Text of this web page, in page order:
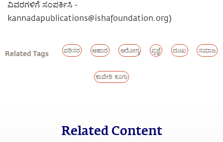
ವಿವರಗಳಿಗೆ ಸಂಪರ್ಕಿಸಿ -
kannadapublications@ishafoundation.org)
Related Tags ಪರಿಸರ ಆಹಾರ ಆರೋಗ್ಯ ಪ್ರಜ್ಞೆ ದುಃಖ ಸಮಾಜ
ಕಾವೇರಿ ಕೂಗು
Related Content